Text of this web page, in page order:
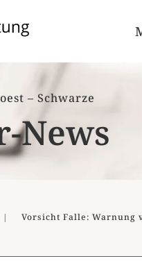
– Schwarze
News
Vorsicht Falle: Warnung